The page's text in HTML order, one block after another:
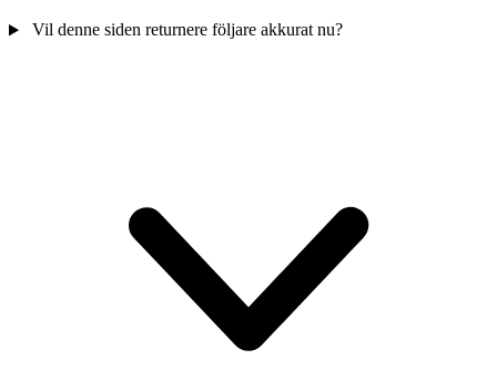
Vil denne siden returnere följare akkurat nu?